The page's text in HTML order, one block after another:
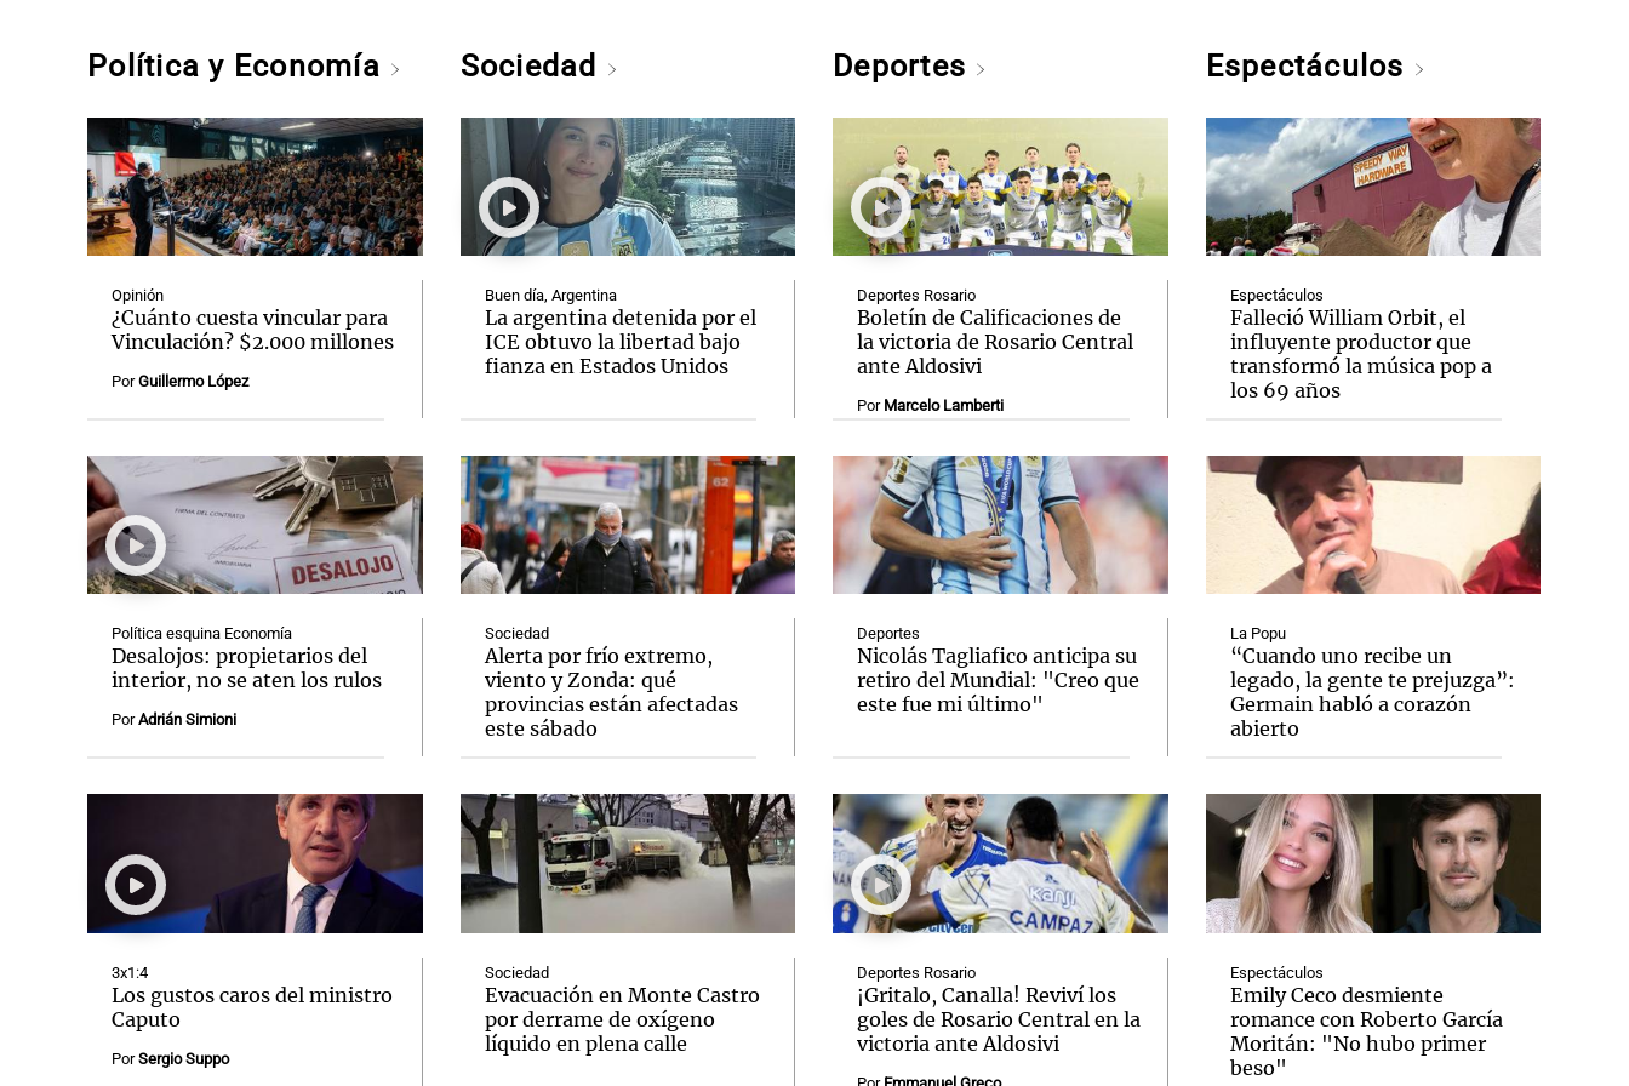
Política y Economía
Opinión
¿Cuánto cuesta vincular para
Vinculación? $2.000 millones
PorGuillermo López
Política esquina Economía
Desalojos: propietarios del
interior, no se aten los rulos
PorAdrián Simioni
3x1:4
Los gustos caros del ministro
Caputo
PorSergio Suppo
Sociedad
Buen día, Argentina
La argentina detenida por el
ICE obtuvo la libertad bajo
fianza en Estados Unidos
Sociedad
Alerta por frío extremo,
viento y Zonda: qué
provincias están afectadas
este sábado
Sociedad
Evacuación en Monte Castro
por derrame de oxígeno
líquido en plena calle
Deportes
Deportes Rosario
Boletín de Calificaciones de
la victoria de Rosario Central
ante Aldosivi
Por Marcelo Lamberti
Deportes
Nicolás Tagliafico anticipa su
retiro del Mundial: "Creo que
este fue mi último"
Deportes Rosario
¡Gritalo, Canalla! Reviví los
goles de Rosario Central en la
victoria ante Aldosivi
Espectáculos
Espectáculos
Falleció William Orbit, el
influyente productor que
transformó la música pop a
los 69 años
La Popu
“Cuando uno recibe un
legado, la gente te prejuzga”:
Germain habló a corazón
abierto
Espectáculos
Emily Ceco desmiente
romance con Roberto García
Moritán: "No hubo primer
beso"
Notas
El huracán de Arequito Cadena 3 en Groenlandia
Notas